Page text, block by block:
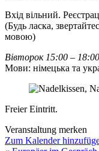
Вхід вільний.
(Будь ласка,
мовою)
Вівторок 15:00 – 18:00
Мови: німецька та
Freier Eintritt.
Veranstaltung merken
Zum Kalender